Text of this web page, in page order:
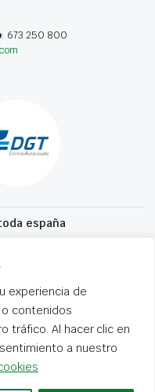
experiencia de
o contenidos
tráfico. Al hacer clic en
a nuestro
: 673 250 800
españa
24-72 horas
generales·Declaración de